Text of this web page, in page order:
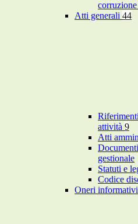
Atti generali 44
attività 9
Atti
gestionale
Statuti e
Codice
Oneri